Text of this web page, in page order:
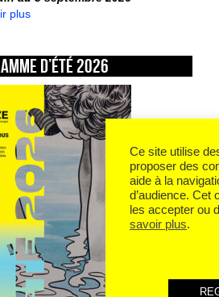
plus
d’été 2026
Ce site utilise
proposer des
aide à la
d’audience. Cet
les accepter ou
savoir plus.